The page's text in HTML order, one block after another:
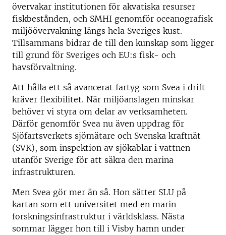
övervakar institutionen för akvatiska resurser
fiskbestånden, och SMHI genomför oceanografisk
miljöövervakning längs hela Sveriges kust.
Tillsammans bidrar de till den kunskap som ligger
till grund för Sveriges och EU:s fisk- och
havsförvaltning.
Att hålla ett så avancerat fartyg som Svea i drift
kräver flexibilitet. När miljöanslagen minskar
behöver vi styra om delar av verksamheten.
Därför genomför Svea nu även uppdrag för
Sjöfartsverkets sjömätare och Svenska kraftnät
(SVK), som inspektion av sjökablar i vattnen
utanför Sverige för att säkra den marina
infrastrukturen.
Men Svea gör mer än så. Hon sätter SLU på
kartan som ett universitet med en marin
forskningsinfrastruktur i världsklass. Nästa
sommar lägger hon till i Visby hamn under